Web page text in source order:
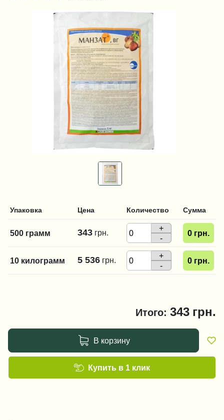
Упаковка Цена Количество Сумма
500 грамм 343 грн.
+
-
0 грн.
10 килограмм 5 536 грн.
+
-
0 грн.
Итого: 343 грн.
В корзину
Купить в 1 клик